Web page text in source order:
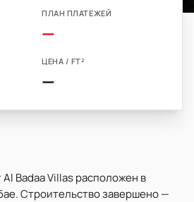
ПЛАН ПЛАТЕЖЕЙ
—
ЦЕНА / FT²
—
Badaa Villas расположен в
Строительство завершено —